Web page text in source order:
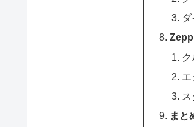
エ
まと